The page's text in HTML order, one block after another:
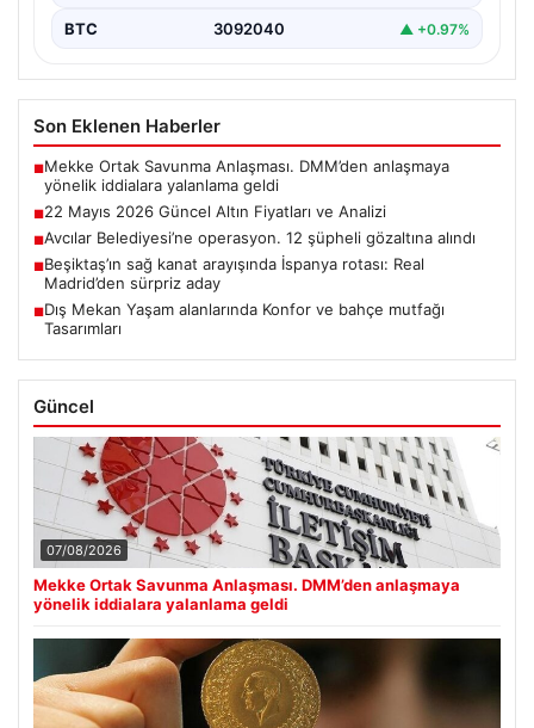
BTC 3092040 ▲ +0.97%
Son Eklenen Haberler
■Mekke Ortak Savunma Anlaşması. DMM’den anlaşmaya
yönelik iddialara yalanlama geldi
■22 Mayıs 2026 Güncel Altın Fiyatları ve Analizi
■Avcılar Belediyesi’ne operasyon. 12 şüpheli gözaltına alındı
■Beşiktaş’ın sağ kanat arayışında İspanya rotası: Real
Madrid’den sürpriz aday
■Dış Mekan Yaşam alanlarında Konfor ve bahçe mutfağı
Tasarımları
Güncel
07/08/2026
Mekke Ortak Savunma Anlaşması. DMM’den anlaşmaya
yönelik iddialara yalanlama geldi